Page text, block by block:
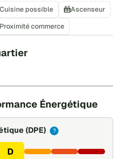
Cuisine possible
Ascenseur
Proximité commerce
Énergétique
(DPE) ?
D